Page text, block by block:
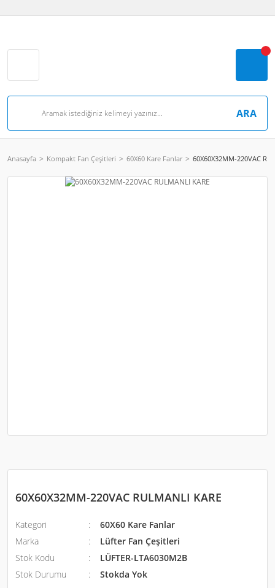
ARA
Anasayfa Kompakt Fan Çeşitleri 60X60 Kare Fanlar 60X60X32MM-220VAC
60X60X32MM-220VAC RULMANLI KARE
Kategori
60X60 Kare Fanlar
Marka
Lüfter Fan Çeşitleri
Stok Kodu
LÜFTER-LTA6030M2B
Stok Durumu
Stokda Yok